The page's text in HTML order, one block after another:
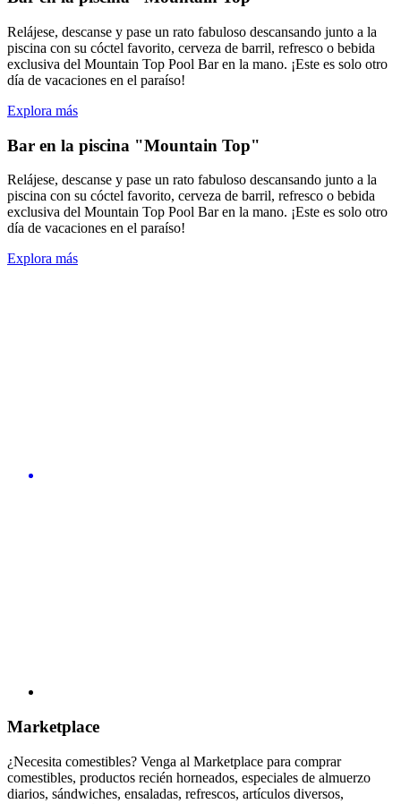
Relájese, descanse y pase un rato fabuloso descansando junto a la
piscina con su cóctel favorito, cerveza de barril, refresco o bebida
exclusiva del Mountain Top Pool Bar en la mano. ¡Este es solo otro
día de vacaciones en el paraíso!
Explora más
Bar en la piscina "Mountain Top"
Relájese, descanse y pase un rato fabuloso descansando junto a la
piscina con su cóctel favorito, cerveza de barril, refresco o bebida
exclusiva del Mountain Top Pool Bar en la mano. ¡Este es solo otro
día de vacaciones en el paraíso!
Explora más
Marketplace
¿Necesita comestibles? Venga al Marketplace para comprar
comestibles, productos recién horneados, especiales de almuerzo
diarios, sándwiches, ensaladas, refrescos, artículos diversos,